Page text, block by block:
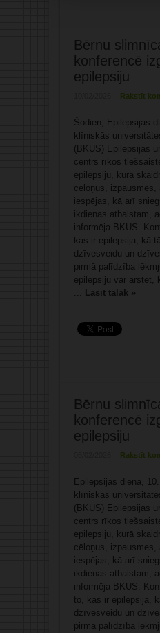
Bērnu
konferencē
epilepsiju
Rakstīt
Šodien, Epilepsijas
klīniskās
(BKUS) Epilepsijas
centrs rīkos
epilepsiju, kurā
cēloņus, izpausmes,
iespējas, kā arī
ikdienas atbalstam,
informēja BKUS.
kas ir epilepsija, kā
dzīvesveidu un
pirmā palīdzība
epilepsiju var ārstēt,
... Lasīt tālāk »
Bērnu
konferencē
epilepsiju
Rakstīt
Epilepsijas dienā,
klīniskās
(BKUS) Epilepsijas
centrs rīkos
epilepsiju, kurā
cēloņus, izpausmes,
iespējas, kā arī
ikdienas atbalstam,
informēja BKUS.
to, kas ir epilepsija,
dzīvesveidu un
pirmā palīdzība